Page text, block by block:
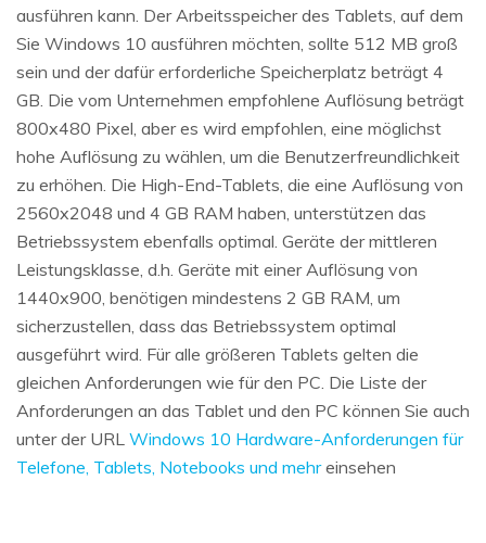
ausführen kann. Der Arbeitsspeicher des Tablets, auf dem
Sie Windows 10 ausführen möchten, sollte 512 MB groß
sein und der dafür erforderliche Speicherplatz beträgt 4
GB. Die vom Unternehmen empfohlene Auflösung beträgt
800x480 Pixel, aber es wird empfohlen, eine möglichst
hohe Auflösung zu wählen, um die Benutzerfreundlichkeit
zu erhöhen. Die High-End-Tablets, die eine Auflösung von
2560x2048 und 4 GB RAM haben, unterstützen das
Betriebssystem ebenfalls optimal. Geräte der mittleren
Leistungsklasse, d.h. Geräte mit einer Auflösung von
1440x900, benötigen mindestens 2 GB RAM, um
sicherzustellen, dass das Betriebssystem optimal
ausgeführt wird. Für alle größeren Tablets gelten die
gleichen Anforderungen wie für den PC. Die Liste der
Anforderungen an das Tablet und den PC können Sie auch
unter der URL Windows 10 Hardware-Anforderungen für
Telefone, Tablets, Notebooks und mehreinsehen